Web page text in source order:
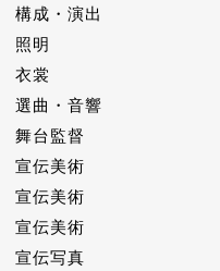
構成・演出
照明
衣裳
選曲・音響
舞台監督
宣伝美術
宣伝美術
宣伝美術
宣伝写真